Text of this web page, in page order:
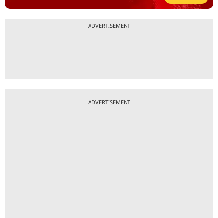
ADVERTISEMENT
ADVERTISEMENT